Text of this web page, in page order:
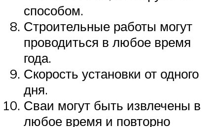
способом.
Строительные работы могут
проводиться в любое время
года.
Скорость установки от одного
дня.
Сваи могут быть извлечены в
любое время и повторно